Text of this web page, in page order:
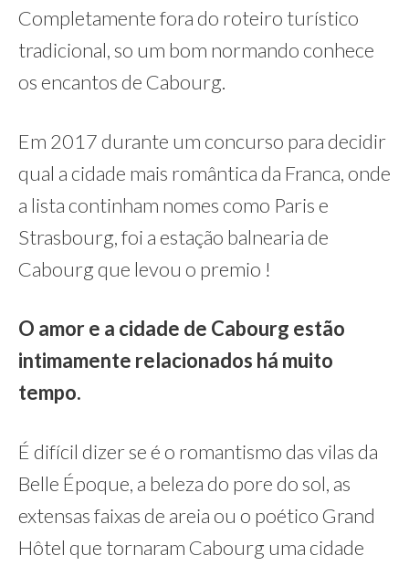
Completamente fora do roteiro turístico
tradicional, so um bom normando conhece
os encantos de Cabourg.
Em 2017 durante um concurso para decidir
qual a cidade mais romântica da Franca, onde
a lista continham nomes como Paris e
Strasbourg, foi a estação balnearia de
Cabourg que levou o premio !
O amor e a cidade de Cabourg estão
intimamente relacionados há muito
tempo.
É difícil dizer se é o romantismo das vilas da
Belle Époque, a beleza do pore do sol, as
extensas faixas de areia ou o poético Grand
Hôtel que tornaram Cabourg uma cidade